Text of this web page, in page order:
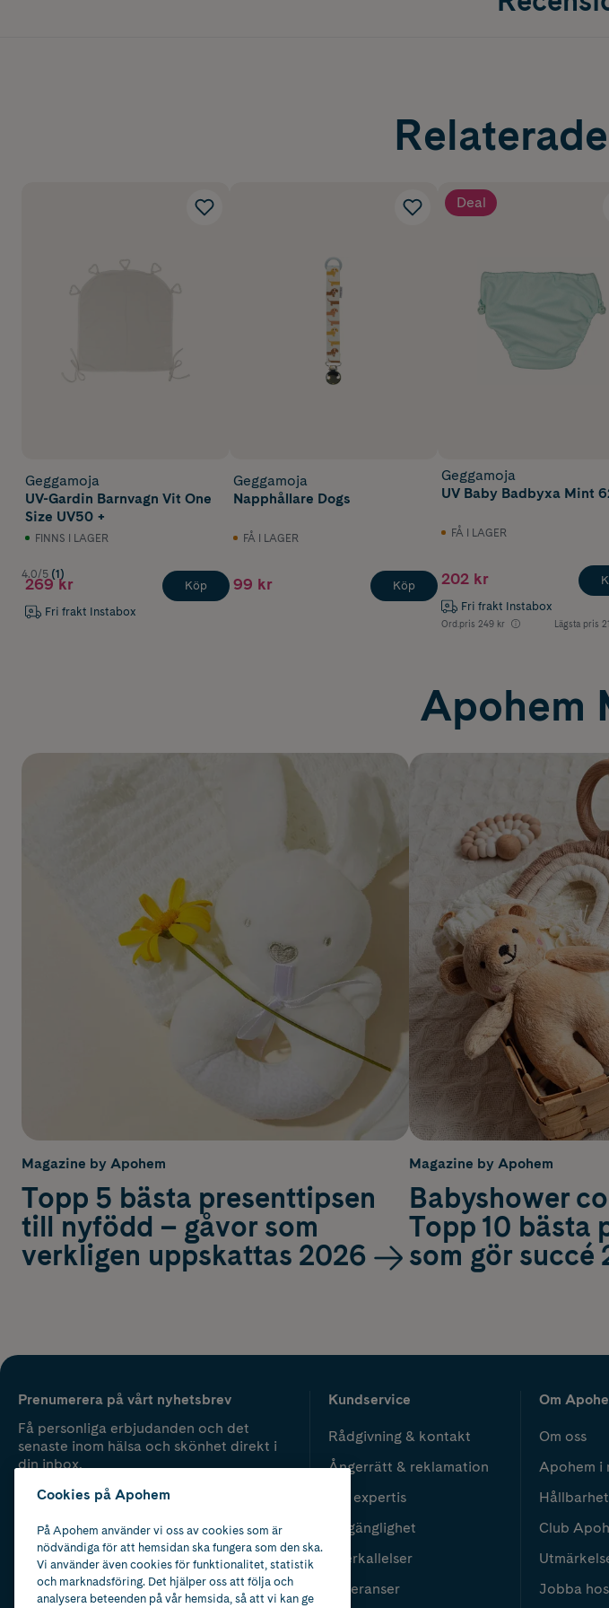
Geggamoja
UV-Gardin Barnvagn Vit One
Size UV50 +
FINNS I LAGER
4.0/5 (1)
269 kr
Fri frakt Instabox
Köp
Geggamoja
Napphållare Dogs
FÅ I LAGER
99 kr Köp
Deal
Geggamoja
UV Baby Badbyxa Mint
FÅ I LAGER
202 kr
Fri frakt Instabox
Ord.pris 249 kr Lägsta pris
Apohem
Magazine by Apohem
Topp 5 bästa presenttipsen
till nyfödd – gåvor som
verkligen uppskattas 2026
Magazine by Apohem
Babyshower
Topp 10 bästa
som gör succé
Prenumerera på vårt nyhetsbrev
Få personliga erbjudanden och det
senaste inom hälsa och skönhet direkt i
din inbox.
Kundservice
Rådgivning & kontakt
Ångerrätt & reklamation
Vår expertis
Tillgänglighet
Återkallelser
Leveranser
Om
Om oss
Apohem i
Hållbarhet
Club
Jobba
Cookies på Apohem
På Apohem använder vi oss av cookies som är
nödvändiga för att hemsidan ska fungera som den ska.
Vi använder även cookies för funktionalitet, statistik
och marknadsföring. Det hjälper oss att följa och
analysera beteenden på vår hemsida, så att vi kan ge